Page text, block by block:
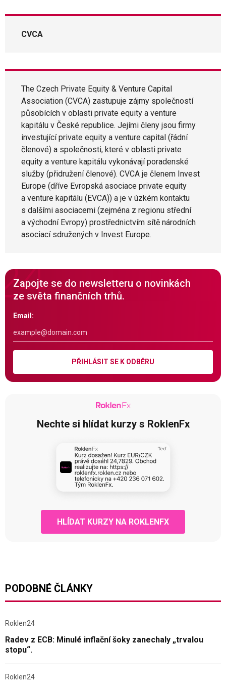
CVCA
The Czech Private Equity & Venture Capital
Association (CVCA) zastupuje zájmy společností
působících v oblasti private equity a venture
kapitálu v České republice. Jejími členy jsou firmy
investující private equity a venture capital (řádní
členové) a společnosti, které v oblasti private
equity a venture kapitálu vykonávají poradenské
služby (přidružení členové). CVCA je členem Invest
Europe (dříve Evropská asociace private equity
a venture kapitálu (EVCA)) a je v úzkém kontaktu
s dalšími asociacemi (zejména z regionu střední
a východní Evropy) prostřednictvím sítě národních
asociací sdružených v Invest Europe.
Zapojte se do newsletteru o novinkách
ze světa finančních trhů.
Email:
PŘIHLÁSIT SE K ODBĚRU
Nechte si hlídat kurzy s RoklenFx
HLÍDAT KURZY NA ROKLENFX
PODOBNÉ ČLÁNKY
Roklen24
Radev z ECB: Minulé inflační šoky zanechaly „trvalou
stopu“.
Roklen24